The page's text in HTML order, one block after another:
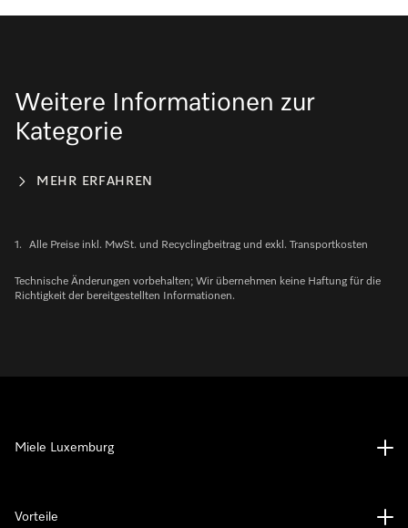
Weitere Informationen zur
Kategorie
MEHR ERFAHREN
1. Alle Preise inkl. MwSt. und Recyclingbeitrag und exkl. Transportkosten
Technische Änderungen vorbehalten; Wir übernehmen keine Haftung für die
Richtigkeit der bereitgestellten Informationen.
Miele Luxemburg
Vorteile